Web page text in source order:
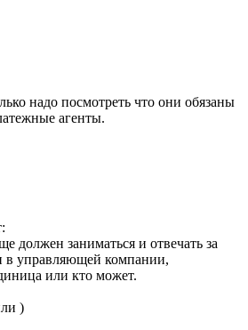
надо посмотреть что они обязаны
агенты.
должен заниматься и отвечать за
в управляющей компании,
или кто может.
)